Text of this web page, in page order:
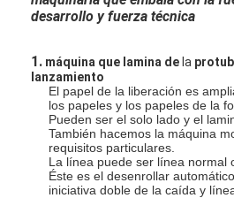
desarrollo y fuerza técnica
1. máquina que lamina de la
lanzamiento
El papel de la liberación es
los papeles y los papeles de la
Pueden ser el solo lado y el
También hacemos la máquina
requisitos particulares.
La línea puede ser línea normal
Éste es el desenrollar
iniciativa doble de la caída y